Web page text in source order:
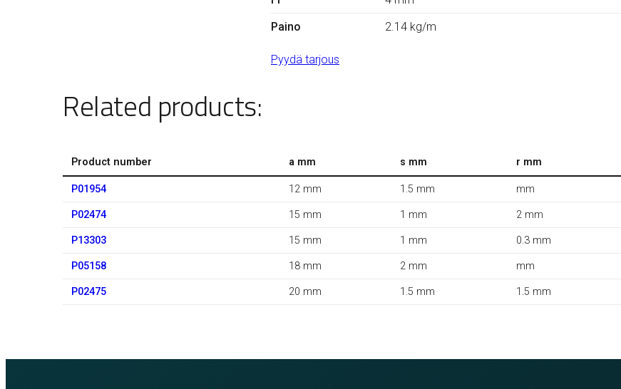
Paino
2.14 kg/m
Pyydä tarjous
Related products:
Product number a mm s mm r mm
P01954 12 mm 1.5 mm mm
P02474 15 mm 1 mm 2 mm
P13303 15 mm 1 mm 0.3 mm
P05158 18 mm 2 mm mm
P02475 20 mm 1.5 mm 1.5 mm